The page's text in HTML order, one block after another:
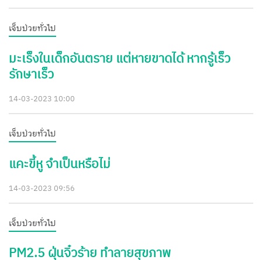
เจ็บป่วยทั่วไป
มะเร็งในเด็กอันตราย แต่หายขาดได้ หากรู้เร็ว
รักษาเร็ว
14-03-2023 10:00
เจ็บป่วยทั่วไป
แคะขี้หู จำเป็นหรือไม่
14-03-2023 09:56
เจ็บป่วยทั่วไป
PM2.5 ฝุ่นจิ๋วร้าย ทำลายสุขภาพ